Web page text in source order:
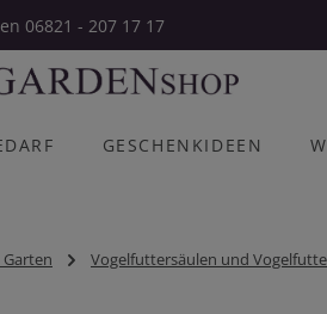
06821 - 207 17 17
GESCHENKIDEEN
Vogelfuttersäulen und